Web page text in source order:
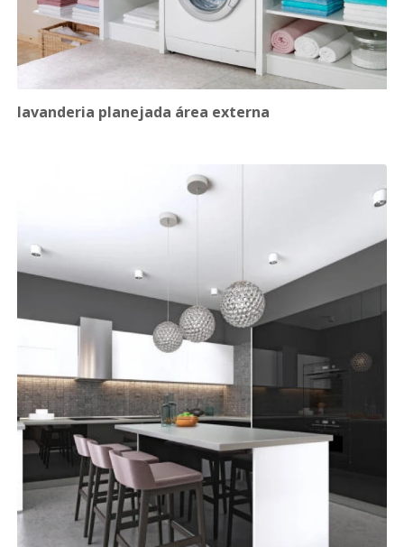
lavanderia planejada área externa